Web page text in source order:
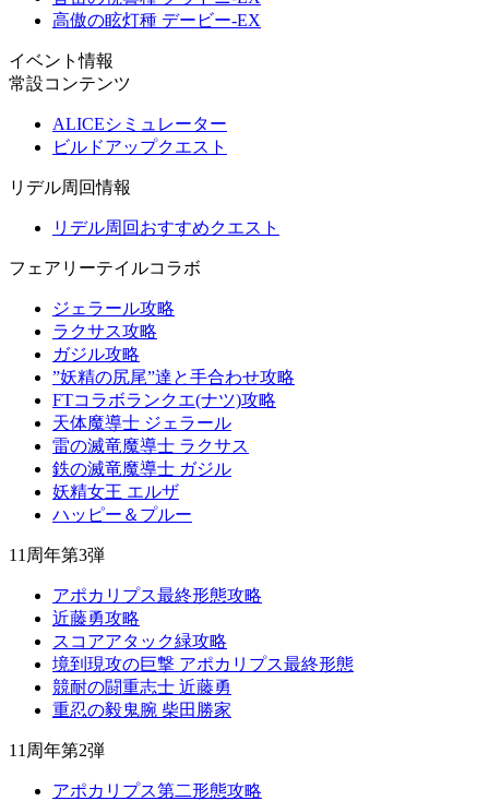
高傲の眩灯種 デービー-EX
イベント情報
常設コンテンツ
ALICEシミュレーター
ビルドアップクエスト
リデル周回情報
リデル周回おすすめクエスト
フェアリーテイルコラボ
ジェラール攻略
ラクサス攻略
ガジル攻略
”妖精の尻尾”達と手合わせ攻略
FTコラボランクエ(ナツ)攻略
天体魔導士 ジェラール
雷の滅竜魔導士 ラクサス
鉄の滅竜魔導士 ガジル
妖精女王 エルザ
ハッピー＆プルー
11周年第3弾
アポカリプス最終形態攻略
近藤勇攻略
スコアアタック緑攻略
境到現攻の巨撃 アポカリプス最終形態
競耐の闘重志士 近藤勇
重忍の毅鬼腕 柴田勝家
11周年第2弾
アポカリプス第二形態攻略